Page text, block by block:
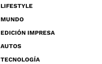
LIFESTYLE
MUNDO
EDICIÓN IMPRESA
AUTOS
TECNOLOGÍA